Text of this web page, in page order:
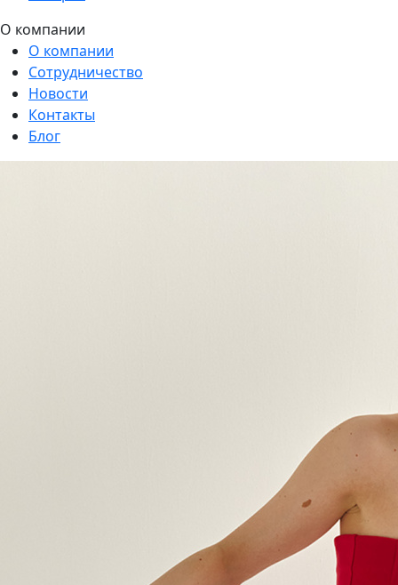
О компании
О компании
Сотрудничество
Новости
Контакты
Блог